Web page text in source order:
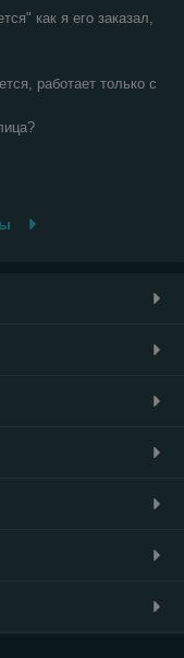
как я его заказал,
работает только с